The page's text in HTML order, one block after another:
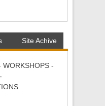
Site Achive
WORKSHOPS -